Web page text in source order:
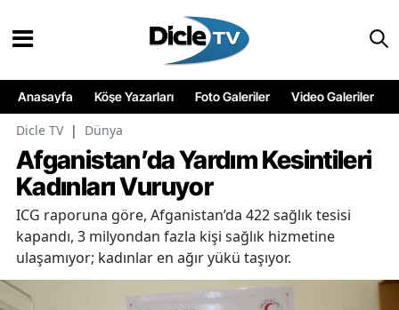
Anasayfa Köşe Yazarları Foto Galeriler Video Galeriler
Dicle TV | Dünya
Afganistan’da Yardım Kesintileri
Kadınları Vuruyor
ICG raporuna göre, Afganistan’da 422 sağlık tesisi
kapandı, 3 milyondan fazla kişi sağlık hizmetine
ulaşamıyor; kadınlar en ağır yükü taşıyor.